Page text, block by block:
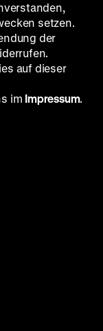
erscheint 1945
Billy Wilder,
statt der
Blick nimmt.
und
er nicht
dem
(
Oscar für den
Palme
setzen.
der
auf dieser
im Impressum.